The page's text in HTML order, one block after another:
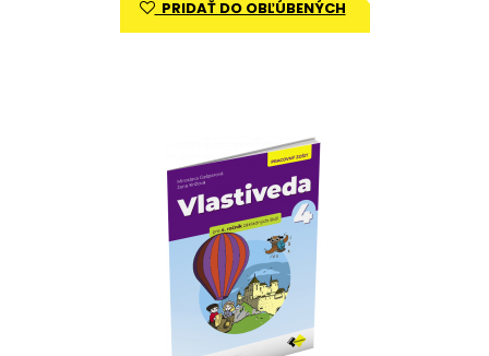
PRIDAŤ DO OBĽÚBENÝCH